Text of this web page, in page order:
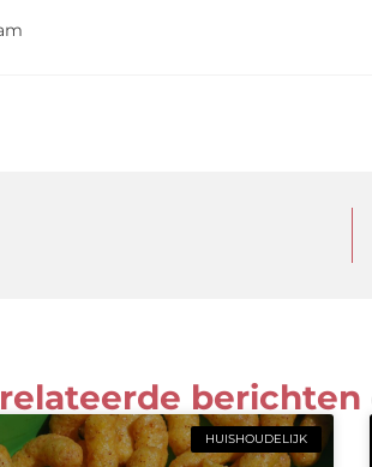
berichten
HUISHOUDELIJK